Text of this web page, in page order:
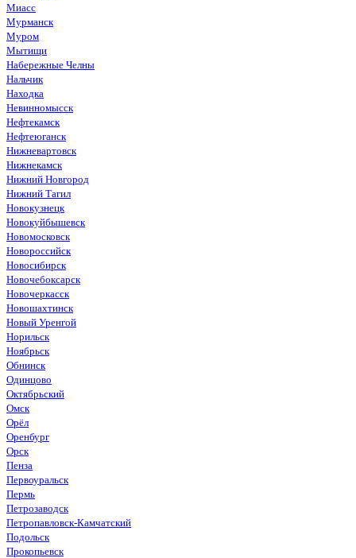
Миасс
Мурманск
Муром
Мытищи
Набережные Челны
Нальчик
Находка
Невинномысск
Нефтекамск
Нефтеюганск
Нижневартовск
Нижнекамск
Нижний Новгород
Нижний Тагил
Новокузнецк
Новокуйбышевск
Новомосковск
Новороссийск
Новосибирск
Новочебоксарск
Новочеркасск
Новошахтинск
Новый Уренгой
Норильск
Ноябрьск
Обнинск
Одинцово
Октябрьский
Омск
Орёл
Оренбург
Орск
Пенза
Первоуральск
Пермь
Петрозаводск
Петропавловск-Камчатский
Подольск
Прокопьевск